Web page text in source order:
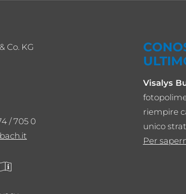
Co. KG
/ 705 0
Visalys
riempire
unico
Per